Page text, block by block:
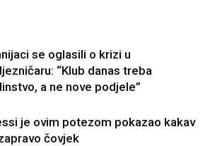
se oglasili o krizi u
“Klub danas treba
a ne nove podjele”
je ovim potezom pokazao kakav
čovjek